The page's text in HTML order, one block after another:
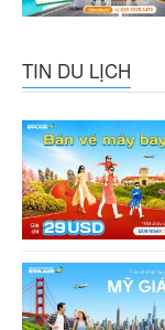
TIN DU LỊCH